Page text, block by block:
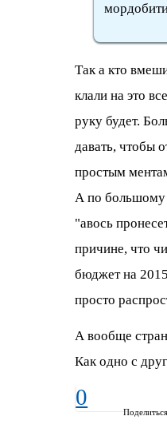
Так а кто
клали на это
руку будет.
давать, чтобы
простым
А по большому
"авось
причине, что
бюджет на
просто
А вообще
Как одно с
0